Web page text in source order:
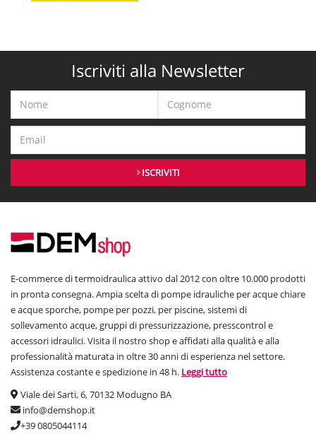
Iscriviti alla Newsletter
ISCRIVITI
E-commerce di termoidraulica attivo dal 2012 con oltre 10.000 prodotti
in pronta consegna. Ampia scelta di pompe idrauliche per acque chiare
e acque sporche, pompe per pozzi, per piscine, sistemi di
sollevamento acque, gruppi di pressurizzazione, presscontrol e
accessori idraulici. Visita il nostro shop e affidati alla qualità e alla
professionalità maturata in oltre 30 anni di esperienza nel settore.
Assistenza costante e spedizione in 48 h. Leggi tutto
Viale dei Sarti, 6, 70132 Modugno BA
info@demshop.it
+39 0805044114